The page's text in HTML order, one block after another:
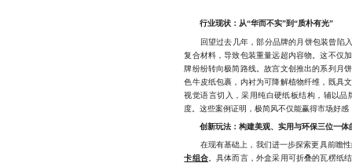
行业现状：从“华而不实”到“质朴有光”
回望过去几年，部分品牌的月饼包装曾陷入
复合材料，导致包装重量远超内容物。这不仅
牌纷纷转向极简路线。故宫文创推出的系列月
色牛皮纸包裹，内衬为可降解植物纤维，既具
视觉语言切入，采用纯白硬纸板结构，辅以
度。这些案例证明，极简风不仅能赢得市场好
创新玩法：构建美观、实用与环保三位一体
在现有基础上，我们进一步探索更具前瞻
卡组合。具体而言，外盒采用可折叠的瓦楞纸